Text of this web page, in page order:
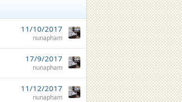
11/10/2017
nunapham
17/9/2017
nunapham
11/12/2017
nunapham